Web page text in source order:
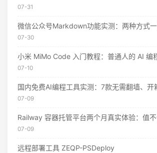
07-31
07-30
07-10
07-09
Railway 容器托管平台两个月真实体验：值不
07-09
远程部署工具 ZEQP-PSDeploy